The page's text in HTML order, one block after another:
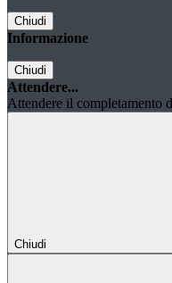
Chiudi
Informazione
Chiudi
Attendere...
Attendere il completamento
Chiudi